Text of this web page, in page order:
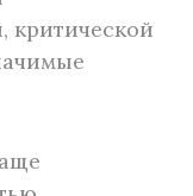
критической